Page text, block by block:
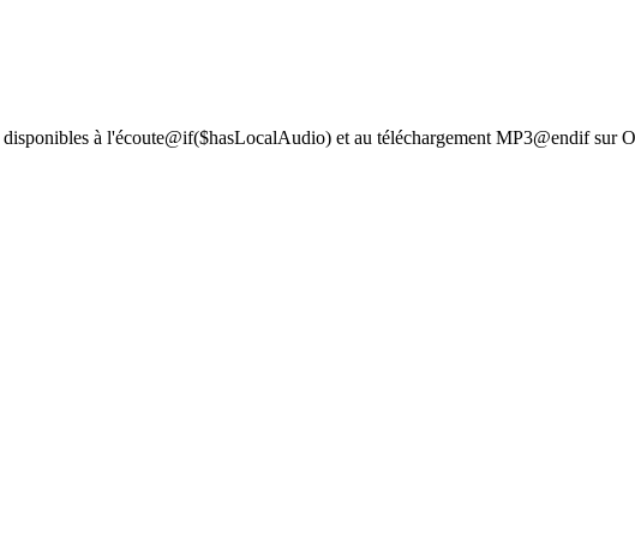
à l'écoute@if($hasLocalAudio) et au téléchargement MP3@endif sur